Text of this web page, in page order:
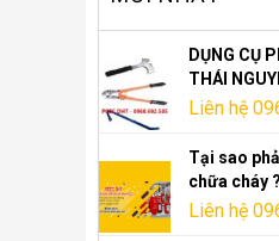
DỤNG CỤ
THÁI
Liên hệ
Tại sao
chữa cháy ?
Liên hệ